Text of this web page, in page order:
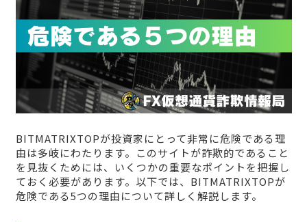
BITMATRIXTOPが投資家にとって非常に危険である理
由は多岐にわたります。このサイトが詐欺的であること
を見抜くためには、いくつかの重要なポイントを把握し
ておく必要があります。以下では、BITMATRIXTOPが
危険である5つの理由について詳しく解説します。